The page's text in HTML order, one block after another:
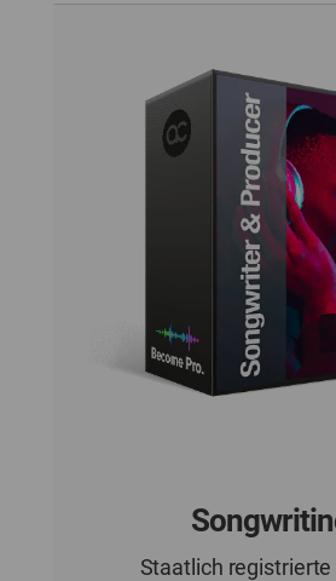
Staatlich registrierte